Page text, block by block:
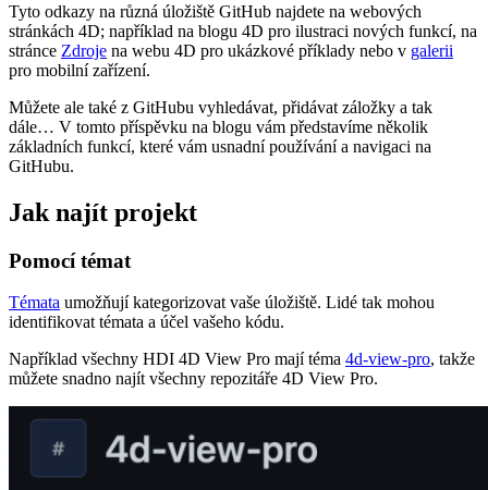
Tyto odkazy na různá úložiště GitHub najdete na webových
stránkách 4D; například na blogu 4D pro ilustraci nových funkcí, na
stránce Zdroje na webu 4D pro ukázkové příklady nebo v galerii
pro mobilní zařízení.
Můžete ale také z GitHubu vyhledávat, přidávat záložky a tak
dále… V tomto příspěvku na blogu vám představíme několik
základních funkcí, které vám usnadní používání a navigaci na
GitHubu.
Jak najít projekt
Pomocí témat
Témata umožňují kategorizovat vaše úložiště. Lidé tak mohou
identifikovat témata a účel vašeho kódu.
Například všechny HDI 4D View Pro mají téma 4d-view-pro, takže
můžete snadno najít všechny repozitáře 4D View Pro.